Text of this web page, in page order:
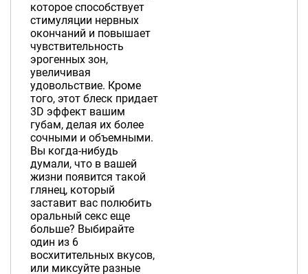
которое способствует
стимуляции нервных
окончаний и повышает
чувствительность
эрогенных зон,
увеличивая
удовольствие. Кроме
того, этот блеск придает
3D эффект вашим
губам, делая их более
сочными и объемными.
Вы когда-нибудь
думали, что в вашей
жизни появится такой
глянец, который
заставит вас полюбить
оральный секс еще
больше? Выбирайте
один из 6
восхитительных вкусов,
или миксуйте разные